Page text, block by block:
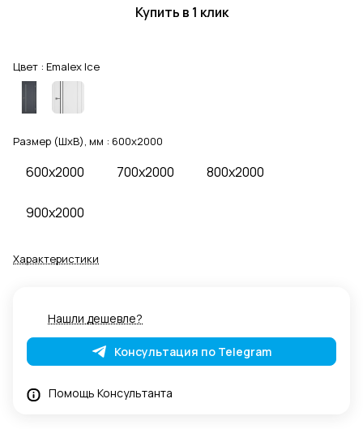
Купить в 1 клик
Цвет : Emalex Ice
Размер (ШхВ), мм : 600x2000
600x2000 700x2000 800x2000
900x2000
Характеристики
Нашли дешевле?
Консультация по Telegram
Помощь Консультанта